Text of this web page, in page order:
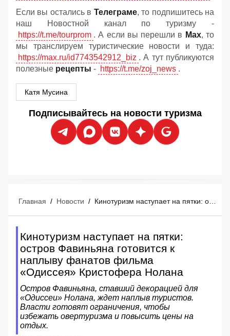
Если вы остались в Телеграме, то подпишитесь на
наш Новостной канал по туризму -
https://t.me/tourprom . А если вы перешли в Мах, то
мы транслируем туристические новости и туда:
https://max.ru/id7743542912_biz . А тут публикуются
полезные рецепты - https://t.me/zoj_news .
Катя Мусина
Подписывайтесь на новости туризма
Главная / Новости /
Кинотуризм наступает на пятки:
остров Фавиньяна готовится к
наплыву фанатов фильма
«Одиссея» Кристофера Нолана
Остров Фавиньяна, ставший декорацией для
«Одиссеи» Нолана, ждет наплыв туристов.
Власти готовят ограничения, чтобы
избежать овертуризма и повысить цены на
отдых.